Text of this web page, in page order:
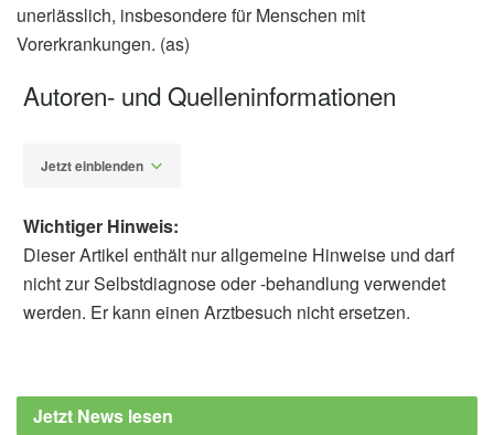
unerlässlich, insbesondere für Menschen mit
Vorerkrankungen. (as)
Autoren- und Quelleninformationen
Jetzt einblenden
Déguilhem, Maryse Lapeyre-Mestre, Emilie
Jouanjus, et al.: Cardiovascular risk
Wichtiger Hinweis:
Dieser Artikel enthält nur allgemeine Hinweise und darf
nicht zur Selbstdiagnose oder -behandlung verwendet
werden. Er kann einen Arztbesuch nicht ersetzen.
Jetzt News lesen